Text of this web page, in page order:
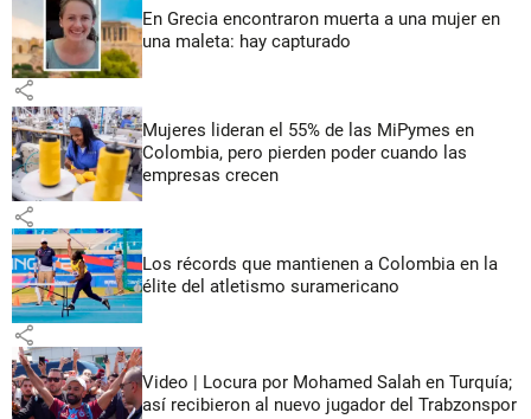
En Grecia encontraron muerta a una mujer en
una maleta: hay capturado
share
Mujeres lideran el 55% de las MiPymes en
Colombia, pero pierden poder cuando las
empresas crecen
share
Los récords que mantienen a Colombia en la
élite del atletismo suramericano
share
Video | Locura por Mohamed Salah en Turquía;
así recibieron al nuevo jugador del Trabzonspor